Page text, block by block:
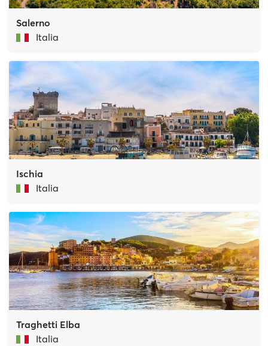
Salerno
Italia
Ischia
Italia
Traghetti Elba
Italia